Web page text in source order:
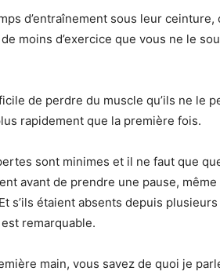
d’entraînement sous leur
moins d’exercice que vous ne le
de perdre du muscle qu’ils ne le
rapidement que la première fois.
sont minimes et il ne faut que
avant de prendre une pause,
s’ils étaient absents depuis
remarquable.
main, vous savez de quoi je